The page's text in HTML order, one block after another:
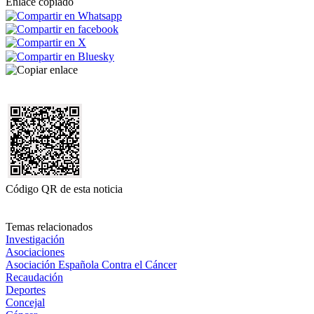
Código QR de esta noticia
Temas relacionados
Investigación
Asociaciones
Asociación Española Contra el Cáncer
Recaudación
Deportes
Concejal